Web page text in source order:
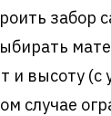
забор
и высоту (с
случае